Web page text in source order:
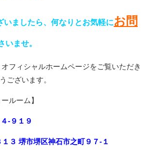
いましたら、何なりとお気軽にお問
いませ。
フィシャルホームページをご覧いただき
ございます。
ルーム】
-９１９
３ 堺市堺区神石市之町９７-１